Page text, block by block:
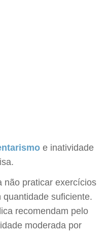
e inatividade
não praticar exercícios
suficiente.
recomendam pelo
moderada por